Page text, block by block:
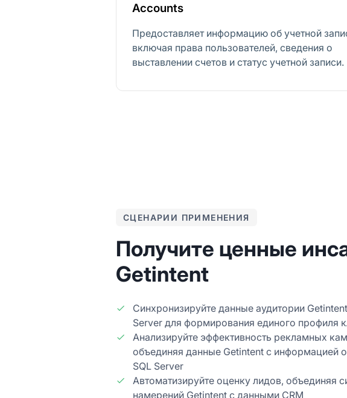
Accounts
Предоставляет информацию об учетной
включая права пользователей, сведения о
выставлении счетов и статус учетной записи.
СЦЕНАРИИ ПРИМЕНЕНИЯ
Получите ценные
Getintent
Синхронизируйте данные аудитории
Server для формирования единого профиля
Анализируйте эффективность рекламных
объединяя данные Getintent с информацией
SQL Server
Автоматизируйте оценку лидов, объединяя
намерений Getintent с данными CRM